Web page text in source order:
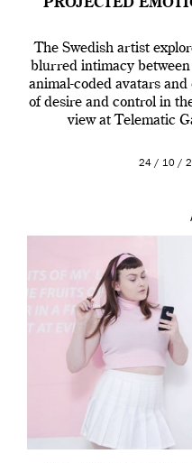
PROJECTED
The Swedish artist
blurred intimacy
animal-coded avatars
of desire and control in
view at Telematic
24 / 10 /